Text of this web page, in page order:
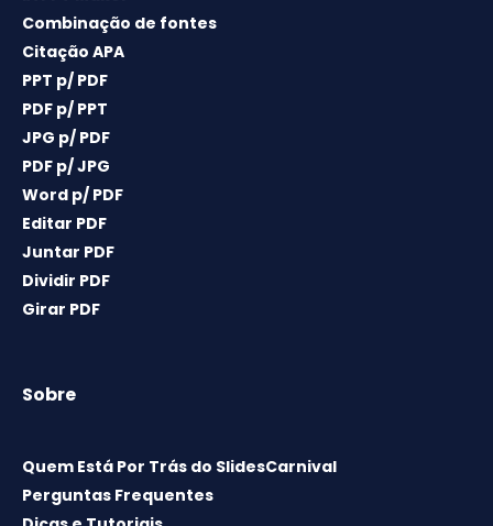
Combinação de fontes
Citação APA
PPT p/ PDF
PDF p/ PPT
JPG p/ PDF
PDF p/ JPG
Word p/ PDF
Editar PDF
Juntar PDF
Dividir PDF
Girar PDF
Sobre
Quem Está Por Trás do SlidesCarnival
Perguntas Frequentes